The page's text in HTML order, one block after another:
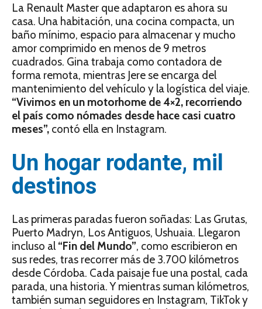
La Renault Master que adaptaron es ahora su
casa. Una habitación, una cocina compacta, un
baño mínimo, espacio para almacenar y mucho
amor comprimido en menos de 9 metros
cuadrados. Gina trabaja como contadora de
forma remota, mientras Jere se encarga del
mantenimiento del vehículo y la logística del viaje.
“Vivimos en un motorhome de 4×2, recorriendo
el país como nómades desde hace casi cuatro
meses”, contó ella en Instagram.
Un hogar rodante, mil
destinos
Las primeras paradas fueron soñadas: Las Grutas,
Puerto Madryn, Los Antiguos, Ushuaia. Llegaron
incluso al “Fin del Mundo”, como escribieron en
sus redes, tras recorrer más de 3.700 kilómetros
desde Córdoba. Cada paisaje fue una postal, cada
parada, una historia. Y mientras suman kilómetros,
también suman seguidores en Instagram, TikTok y